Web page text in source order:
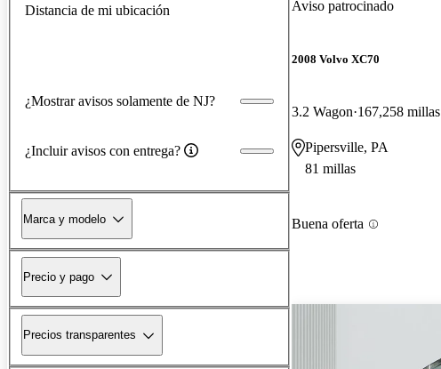
Distancia de mi ubicación
¿Mostrar avisos solamente de NJ?
¿Incluir avisos con entrega?
Marca y modelo
Precio y pago
Precios transparentes
Aviso patrocinado
2008 Volvo XC70
3.2 Wagon 167,258 millas
Pipersville, PA
81 millas
Buena oferta